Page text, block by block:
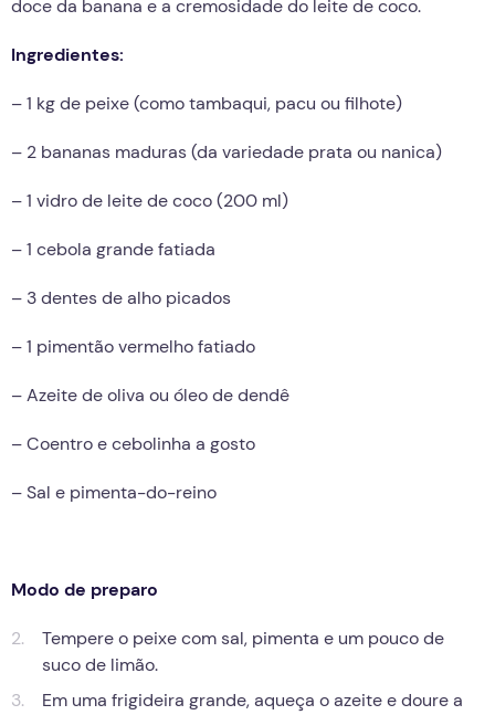
doce da banana e a cremosidade do leite de coco.
Ingredientes:
– 1 kg de peixe (como tambaqui, pacu ou filhote)
– 2 bananas maduras (da variedade prata ou nanica)
– 1 vidro de leite de coco (200 ml)
– 1 cebola grande fatiada
– 3 dentes de alho picados
– 1 pimentão vermelho fatiado
– Azeite de oliva ou óleo de dendê
– Coentro e cebolinha a gosto
– Sal e pimenta-do-reino
Modo de preparo
Tempere o peixe com sal, pimenta e um pouco de
suco de limão.
Em uma frigideira grande, aqueça o azeite e doure a